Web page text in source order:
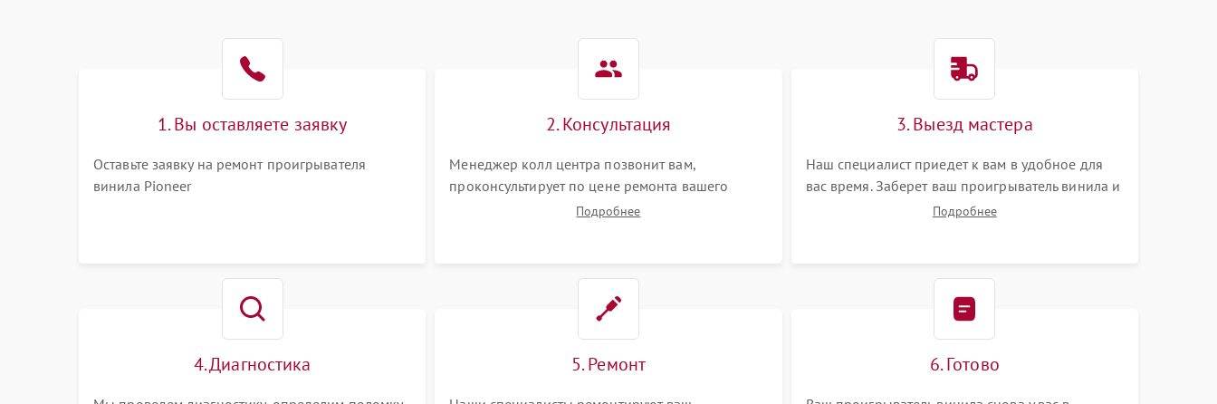
1. Вы оставляете заявку
Оставьте заявку на ремонт проигрывателя
винила Pioneer
2. Консультация
Менеджер колл центра позвонит вам,
проконсультирует по цене ремонта вашего
проигрывателя винила а также ответит на все
Подробнее
3. Выезд мастера
Наш специалист приедет к вам в удобное для
вас время. Заберет ваш проигрыватель винила и
привезет на склад для диагностики.
Подробнее
4. Диагностика 5. Ремонт 6. Готово